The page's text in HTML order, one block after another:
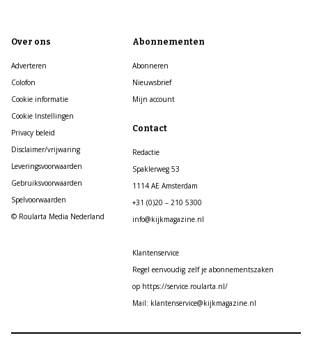
Over ons
Adverteren
Colofon
Cookie informatie
Cookie Instellingen
Privacy beleid
Disclaimer/vrijwaring
Leveringsvoorwaarden
Gebruiksvoorwaarden
Spelvoorwaarden
© Roularta Media Nederland
Abonnementen
Abonneren
Nieuwsbrief
Mijn account
Contact
Redactie
Spaklerweg 53
1114 AE Amsterdam
+31 (0)20 – 210 5300
info@kijkmagazine.nl
Klantenservice
Regel eenvoudig zelf je abonnementszaken
op https://service.roularta.nl/
Mail: klantenservice@kijkmagazine.nl